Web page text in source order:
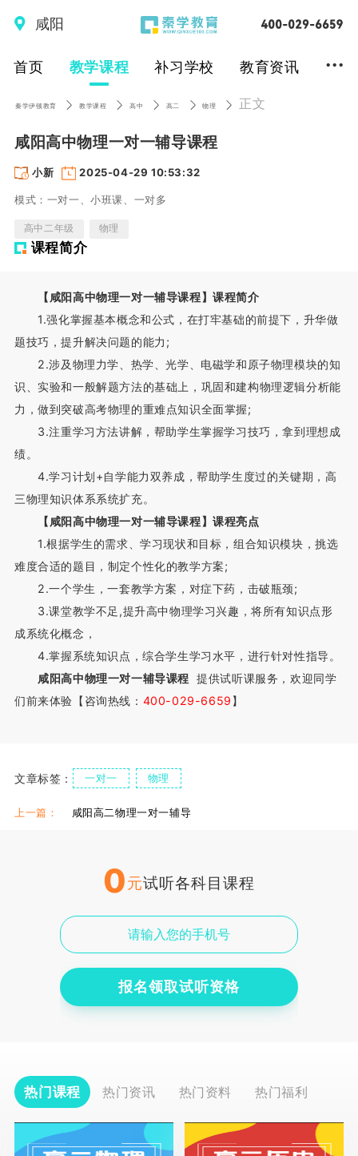
咸阳
首页 教学课程 补习学校 教育资讯 ...
秦学伊顿教育 教学课程 高中 高二 物理 正文
咸阳高中物理一对一辅导课程
小新 2025-04-29 10:53:32
模式：一对一、小班课、一对多
高中二年级 物理
课程简介
【咸阳高中物理一对一辅导课程】课程简介
1.强化掌握基本概念和公式，在打牢基础的前提下，升华做
题技巧，提升解决问题的能力;
2.涉及物理力学、热学、光学、电磁学和原子物理模块的知
识、实验和一般解题方法的基础上，巩固和建构物理逻辑分析能
力，做到突破高考物理的重难点知识全面掌握;
3.注重学习方法讲解，帮助学生掌握学习技巧，拿到理想成
绩。
4.学习计划+自学能力双养成，帮助学生度过的关键期，高
三物理知识体系系统扩充。
【咸阳高中物理一对一辅导课程】课程亮点
1.根据学生的需求、学习现状和目标，组合知识模块，挑选
难度合适的题目，制定个性化的教学方案;
2.一个学生，一套教学方案，对症下药，击破瓶颈;
3.课堂教学不足,提升高中物理学习兴趣，将所有知识点形
成系统化概念，
4.掌握系统知识点，综合学生学习水平，进行针对性指导。
咸阳高中物理一对一辅导课程 提供试听课服务，欢迎同学
们前来体验【咨询热线： 400-029-6659 】
文章标签： 一对一 物理
上一篇： 咸阳高二物理一对一辅导
0元试听各科目课程
报名领取试听资格
热门课程 热门资讯 热门资料 热门福利